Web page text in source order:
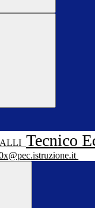
Tecnico